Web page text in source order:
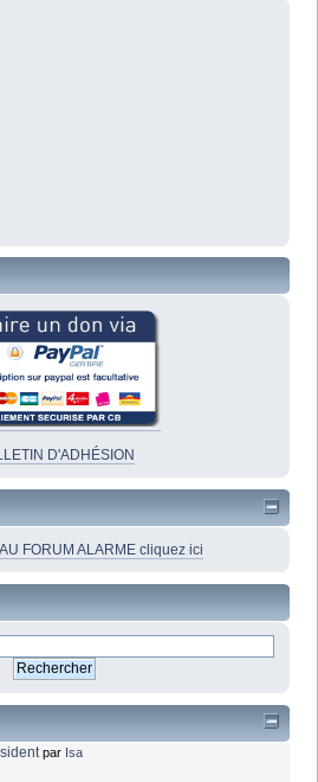
D'ADHÉSION
FORUM ALARME cliquez ici
par Isa